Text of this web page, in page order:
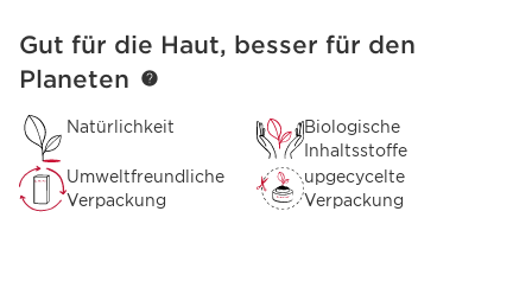
WEITER ZUM INHALT
Gut für die Haut, besser für den
Planeten
Natürlichkeit
Biologische
Inhaltsstoffe
Umweltfreundliche
Verpackung
upgecycelte
Verpackung